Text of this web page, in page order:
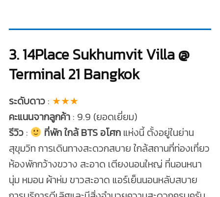
3. 14Place Sukhumvit Villa @
Terminal 21 Bangkok
ระดับดาว: ★★★
คะแนนจากลูกค้า: 9.9 (ยอดเยี่ยม)
รีวิว: ที่พัก ใกล้ BTS อโศกแห่งนี้ ตั้งอยู่ในย่าน
สุขุมวิท การเดินทางสะดวกสบาย ใกล้สถานที่ท่องเที่ยว
ห้องพักกว้างขวาง สะอาด เตียงนอนใหญ่ ที่นอนหนา
นุ่ม หมอน ผ้าห่ม ขาวสะอาด แอร์เย็นนอนหลับสบาย